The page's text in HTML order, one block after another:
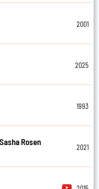
2001
2025
1993
Rosen
2021